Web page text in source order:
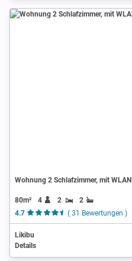
Wohnung 2 Schlafzimmer, mit WLAN
80m² 4 2
2
4.7
( 31 Bewertungen )
Likibu
Details